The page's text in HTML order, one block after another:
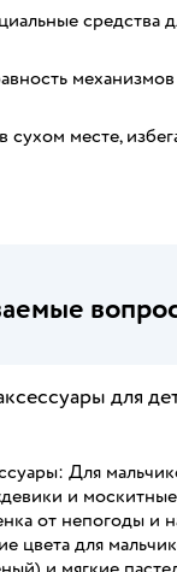
средства
сухом месте,
для
Для
и
от непогоды и
цвета для